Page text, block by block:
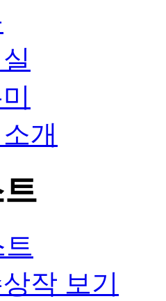
개
작 보기